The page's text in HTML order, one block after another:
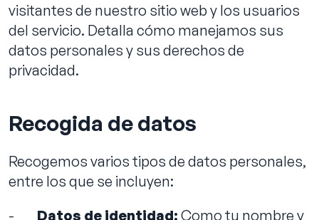
visitantes de nuestro sitio web y los usuarios
del servicio. Detalla cómo manejamos sus
datos personales y sus derechos de
privacidad.
Recogida de datos
Recogemos varios tipos de datos personales,
entre los que se incluyen:
- Datos de identidad: Como tu nombre y